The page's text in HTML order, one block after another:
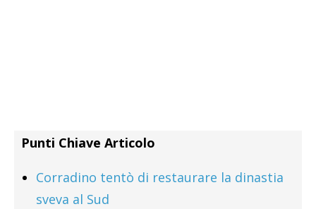
Punti Chiave Articolo
Corradino tentò di restaurare la dinastia
sveva al Sud